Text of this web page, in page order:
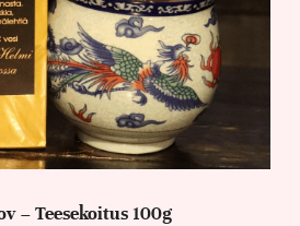
– Teesekoitus 100g